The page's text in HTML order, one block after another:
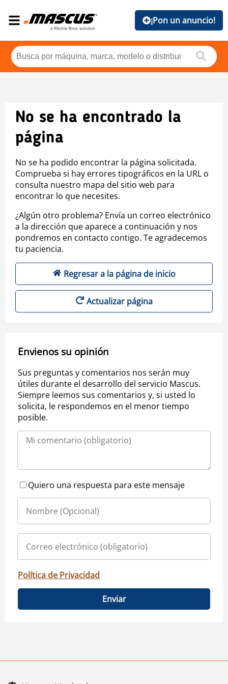
¡Pon un anuncio!
No se ha encontrado la
página
No se ha podido encontrar la página solicitada.
Comprueba si hay errores tipográficos en la URL o
consulta nuestro mapa del sitio web para
encontrar lo que necesites.
¿Algún otro problema? Envía un correo electrónico
a la dirección que aparece a continuación y nos
pondremos en contacto contigo. Te agradecemos
tu paciencia.
Regresar a la página de inicio
Actualizar página
Envienos su opinión
Sus preguntas y comentarios nos serán muy
útiles durante el desarrollo del servicio Mascus.
Siempre leemos sus comentarios y, si usted lo
solicita, le respondemos en el menor tiempo
posible.
Quiero una respuesta para este mensaje
Política de Privacidad
Enviar